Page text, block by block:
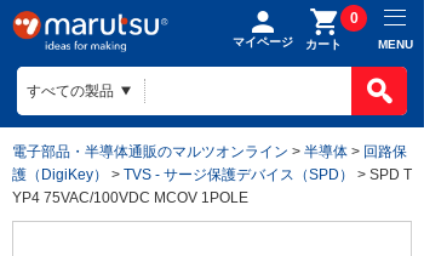
マイページ カート
0
MENU
電子部品・半導体通販のマルツオンライン > 半導体 > 回路保
護（DigiKey）
> TVS - サージ保護デバイス（SPD）
> SPD T
YP4 75VAC/100VDC MCOV 1POLE